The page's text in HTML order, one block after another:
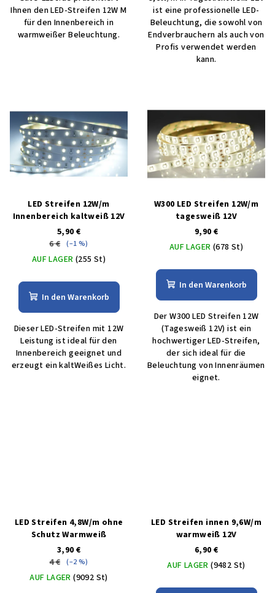
Ihnen den LED-Streifen 12W M
für den Innenbereich in
warmweißer Beleuchtung.
ist eine professionelle LED-
Beleuchtung, die sowohl von
Endverbrauchern als auch von
Profis verwendet werden
kann.
LED Streifen 12W/m
Innenbereich kaltweiß 12V
5,90 €
6 € (–1 %)
AUF LAGER (255 St)
In den Warenkorb
Dieser LED-Streifen mit 12W
Leistung ist ideal für den
Innenbereich geeignet und
erzeugt ein kaltWeißes Licht.
W300 LED Streifen 12W/m
tagesweiß 12V
9,90 €
AUF LAGER (678 St)
In den Warenkorb
Der W300 LED Streifen 12W
(Tagesweiß 12V) ist ein
hochwertiger LED-Streifen,
der sich ideal für die
Beleuchtung von Innenräumen
eignet.
LED Streifen 4,8W/m ohne
Schutz Warmweiß
3,90 €
4 € (–2 %)
AUF LAGER(9092 St)
LED Streifen innen 9,6W/m
warmweiß 12V
6,90 €
AUF LAGER(9482 St)